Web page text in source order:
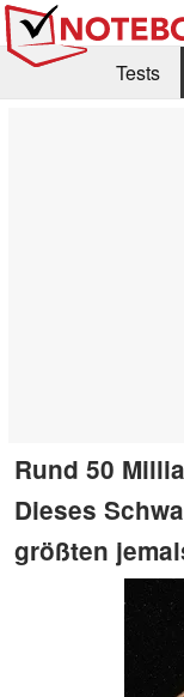
Tests
Rund 50
Dieses
größten